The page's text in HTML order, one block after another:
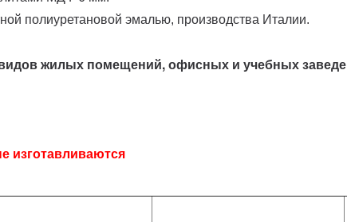
полиуретановой эмалью, производства Италии.
жилых помещений, офисных и учебных
изготавливаются